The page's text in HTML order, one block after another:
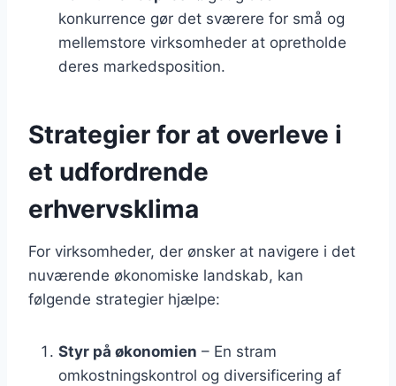
konkurrence gør det sværere for små og
mellemstore virksomheder at opretholde
deres markedsposition.
Strategier for at overleve i
et udfordrende
erhvervsklima
For virksomheder, der ønsker at navigere i det
nuværende økonomiske landskab, kan
følgende strategier hjælpe:
Styr på økonomien – En stram
omkostningskontrol og diversificering af